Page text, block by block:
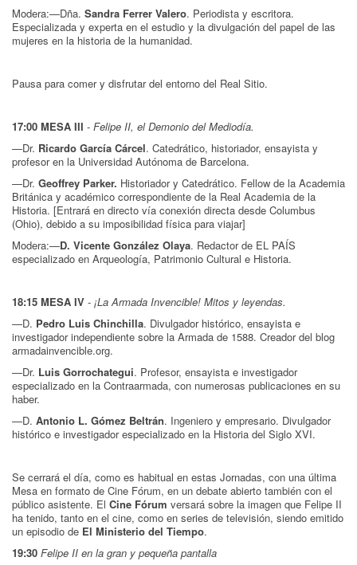
Modera:—Dña. Sandra Ferrer Valero. Periodista y escritora.
Especializada y experta en el estudio y la divulgación del papel de las
mujeres en la historia de la humanidad.
P ausa para comer y disfrutar del entorno del Real Sitio.
17:00 MESA III - Felipe II, el Demonio del Mediodía.
—Dr. Ricardo García Cárcel. Catedrático, historiador, ensayista y
profesor en la Universidad Autónoma de Barcelona.
—Dr. Geoffrey Parker. Historiador y Catedrático. Fellow de la Academia
Británica y académico correspondiente de la Real Academia de la
Historia. [Entrará en directo vía conexión directa desde Columbus
(Ohio), debido a su imposibilidad física para viajar]
Modera:—D. Vicente González Olaya. Redactor de EL PAÍS
especializado en Arqueología, Patrimonio Cultural e Historia.
18:15 MESA IV - ¡La Armada Invencible! Mitos y leyendas.
—D. Pedro Luis Chinchilla. Divulgador histórico, ensayista e
investigador independiente sobre la Armada de 1588. Creador del blog
armadainvencible.org.
—Dr. Luis Gorrochategui. Profesor, ensayista e investigador
especializado en la Contraarmada, con numerosas publicaciones en su
haber.
—D. Antonio L. Gómez Beltrán. Ingeniero y empresario. Divulgador
histórico e investigador especializado en la Historia del Siglo XVI.
Se cerrará el día, como es habitual en estas Jornadas, con una última
Mesa en formato de Cine Fórum, en un debate abierto también con el
público asistente. El Cine Fórum versará sobre la imagen que Felipe II
ha tenido, tanto en el cine, como en series de televisión, siendo emitido
un episodio de El Ministerio del Tiempo.
19:30 Felipe II en la gran y pequeña pantalla